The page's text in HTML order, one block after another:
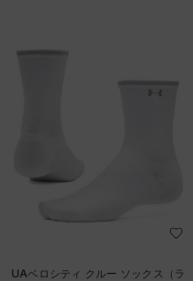
UAベロシティ クルー ソックス（ラ